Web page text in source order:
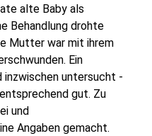
alte Baby als
Behandlung drohte
Mutter war mit ihrem
Ein
inzwischen untersucht -
gut. Zu
und
Angaben gemacht.